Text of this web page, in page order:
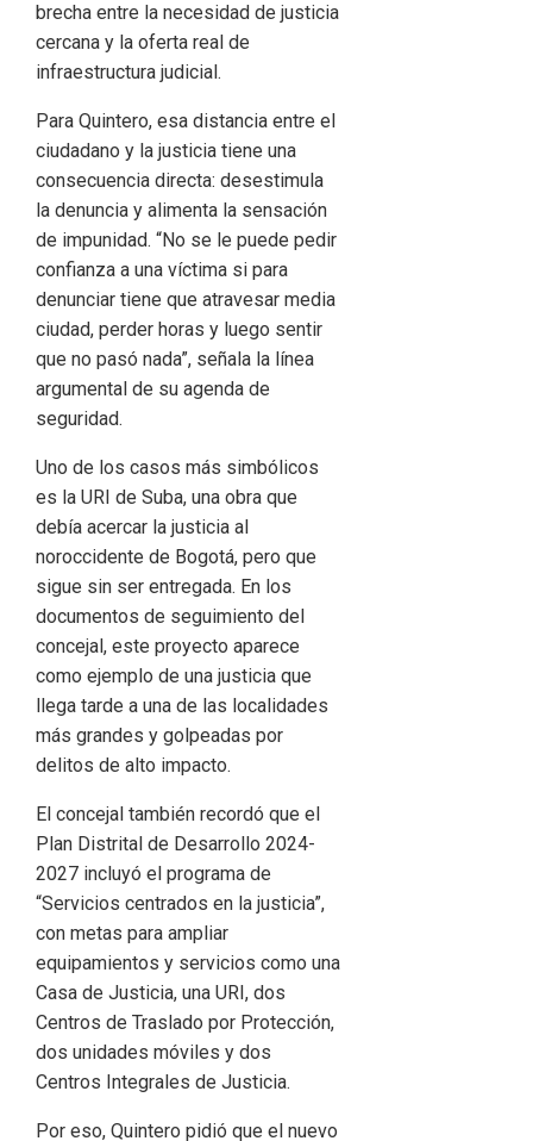
brecha entre la necesidad de justicia
cercana y la oferta real de
infraestructura judicial.
Para Quintero, esa distancia entre el
ciudadano y la justicia tiene una
consecuencia directa: desestimula
la denuncia y alimenta la sensación
de impunidad. “No se le puede pedir
confianza a una víctima si para
denunciar tiene que atravesar media
ciudad, perder horas y luego sentir
que no pasó nada”, señala la línea
argumental de su agenda de
seguridad.
Uno de los casos más simbólicos
es la URI de Suba, una obra que
debía acercar la justicia al
noroccidente de Bogotá, pero que
sigue sin ser entregada. En los
documentos de seguimiento del
concejal, este proyecto aparece
como ejemplo de una justicia que
llega tarde a una de las localidades
más grandes y golpeadas por
delitos de alto impacto.
El concejal también recordó que el
Plan Distrital de Desarrollo 2024-
2027 incluyó el programa de
“Servicios centrados en la justicia”,
con metas para ampliar
equipamientos y servicios como una
Casa de Justicia, una URI, dos
Centros de Traslado por Protección,
dos unidades móviles y dos
Centros Integrales de Justicia.
Por eso, Quintero pidió que el nuevo